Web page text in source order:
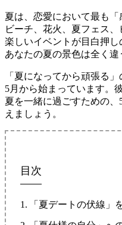
夏は、恋愛において最も「
ビーチ、花火、夏フェス
楽しいイベントが目白押し
あなたの夏の景色は全く違
「夏になってから頑張る
5月から始まっています。
夏を一緒に過ごすための
えましょう。
目次
「夏デートの伏線」